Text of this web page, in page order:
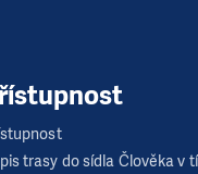
trasy do sídla Člověka v